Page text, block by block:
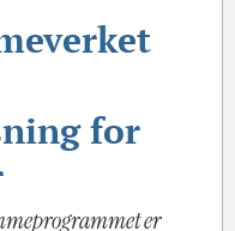
for
er